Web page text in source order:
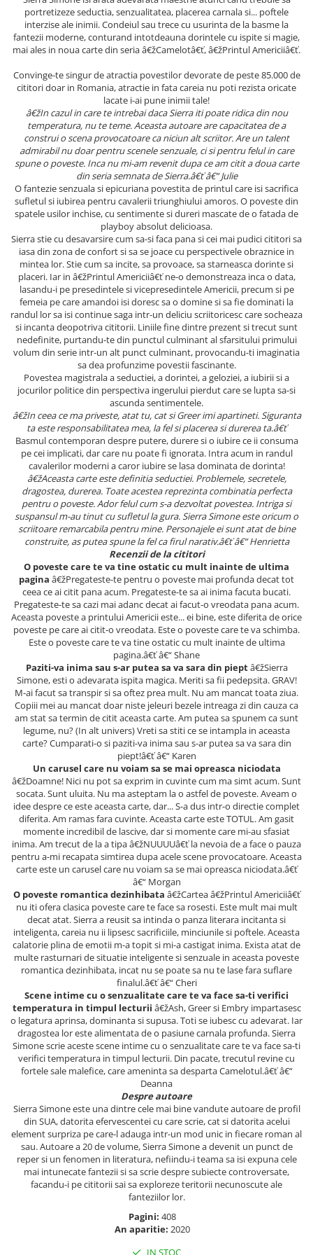
Elevi de 10 plus
Lecturi Scolare
Lumea Copilariei
Ma pregatesc pentru scoala
Manuale - Carte Scolara
Clasa a II-a
Clasa a III-a
Clasa a IV-a
Clasa a VI-a
Clasa a VII-a
Clasa I
Clasa pregatitoare
Limbi Straine
Povesti
Povesti ilustrate
Povesti - Basme - Legende
Realitatea Augmentata
Religie pentru copii
TP ROLL
portretizeze seductia, senzualitatea, placerea carnala si... poftele
interzise ale inimii. Condeiul sau trece cu usurinta de la basme la
fantezii moderne, conturand intotdeauna dorintele cu ispite si magie,
mai ales in noua carte din seria â€žCamelotâ€ť, â€žPrintul Americiiâ€ť.
Convinge-te singur de atractia povestilor devorate de peste 85.000 de
cititori doar in Romania, atractie in fata careia nu poti rezista oricate
lacate i-ai pune inimii tale!
â€žIn cazul in care te intrebai daca Sierra iti poate ridica din nou
temperatura, nu te teme. Aceasta autoare are capacitatea de a
construi o scena provocatoare ca niciun alt scriitor. Are un talent
admirabil nu doar pentru scenele senzuale, ci si pentru felul in care
spune o poveste. Inca nu mi-am revenit dupa ce am citit a doua carte
din seria semnata de Sierra.â€ť â€“ Julie
O fantezie senzuala si epicuriana povestita de printul care isi sacrifica
sufletul si iubirea pentru cavalerii triunghiului amoros. O poveste din
spatele usilor inchise, cu sentimente si dureri mascate de o fatada de
playboy absolut delicioasa.
Sierra stie cu desavarsire cum sa-si faca pana si cei mai pudici cititori sa
iasa din zona de confort si sa se joace cu perspectivele obraznice in
mintea lor. Stie cum sa incite, sa provoace, sa starneasca dorinte si
placeri. Iar in â€žPrintul Americiiâ€ť ne-o demonstreaza inca o data,
lasandu-i pe presedintele si vicepresedintele Americii, precum si pe
femeia pe care amandoi isi doresc sa o domine si sa fie dominati la
randul lor sa isi continue saga intr-un deliciu scriitoricesc care socheaza
si incanta deopotriva cititorii. Liniile fine dintre prezent si trecut sunt
nedefinite, purtandu-te din punctul culminant al sfarsitului primului
volum din serie intr-un alt punct culminant, provocandu-ti imaginatia
sa dea profunzime povestii fascinante.
Povestea magistrala a seductiei, a dorintei, a geloziei, a iubirii si a
jocurilor politice din perspectiva ingerului pierdut care se lupta sa-si
ascunda sentimentele.
â€žIn ceea ce ma priveste, atat tu, cat si Greer imi apartineti. Siguranta
ta este responsabilitatea mea, la fel si placerea si durerea ta.â€ť
Basmul contemporan despre putere, durere si o iubire ce ii consuma
pe cei implicati, dar care nu poate fi ignorata. Intra acum in randul
cavalerilor moderni a caror iubire se lasa dominata de dorinta!
â€žAceasta carte este definitia seductiei. Problemele, secretele,
dragostea, durerea. Toate acestea reprezinta combinatia perfecta
pentru o poveste. Ador felul cum s-a dezvoltat povestea. Intriga si
suspansul m-au tinut cu sufletul la gura. Sierra Simone este oricum o
scriitoare remarcabila pentru mine. Personajele ei sunt atat de bine
construite, as putea spune la fel ca firul narativ.â€ť â€“ Henrietta
Recenzii de la cititori
O poveste care te va tine ostatic cu mult inainte de ultima
pagina â€žPregateste-te pentru o poveste mai profunda decat tot
ceea ce ai citit pana acum. Pregateste-te sa ai inima facuta bucati.
Pregateste-te sa cazi mai adanc decat ai facut-o vreodata pana acum.
Aceasta poveste a printului Americii este... ei bine, este diferita de orice
poveste pe care ai citit-o vreodata. Este o poveste care te va schimba.
Este o poveste care te va tine ostatic cu mult inainte de ultima
pagina.â€ť â€“ Shane
Paziti-va inima sau s-ar putea sa va sara din pieptâ€žSierra
Simone, esti o adevarata ispita magica. Meriti sa fii pedepsita. GRAV!
M-ai facut sa transpir si sa oftez prea mult. Nu am mancat toata ziua.
Copiii mei au mancat doar niste jeleuri bezele intreaga zi din cauza ca
am stat sa termin de citit aceasta carte. Am putea sa spunem ca sunt
legume, nu? (In alt univers) Vreti sa stiti ce se intampla in aceasta
carte? Cumparati-o si paziti-va inima sau s-ar putea sa va sara din
piept!â€ť â€“ Karen
Un carusel care nu voiam sa se mai opreasca niciodata
â€žDoamne! Nici nu pot sa exprim in cuvinte cum ma simt acum. Sunt
socata. Sunt uluita. Nu ma asteptam la o astfel de poveste. Aveam o
idee despre ce este aceasta carte, dar... S-a dus intr-o directie complet
diferita. Am ramas fara cuvinte. Aceasta carte este TOTUL. Am gasit
momente incredibil de lascive, dar si momente care mi-au sfasiat
inima. Am trecut de la a tipa â€žNUUUUâ€ť la nevoia de a face o pauza
pentru a-mi recapata simtirea dupa acele scene provocatoare. Aceasta
carte este un carusel care nu voiam sa se mai opreasca niciodata.â€ť
â€“ Morgan
O poveste romantica dezinhibata â€žCartea â€žPrintul Americiiâ€ť
nu iti ofera clasica poveste care te face sa rosesti. Este mult mai mult
decat atat. Sierra a reusit sa intinda o panza literara incitanta si
inteligenta, careia nu ii lipsesc sacrificiile, minciunile si poftele. Aceasta
calatorie plina de emotii m-a topit si mi-a castigat inima. Exista atat de
multe rasturnari de situatie inteligente si senzuale in aceasta poveste
romantica dezinhibata, incat nu se poate sa nu te lase fara suflare
finalul.â€ť â€“ Cheri
Scene intime cu o senzualitate care te va face sa-ti verifici
temperatura in timpul lecturii â€žAsh, Greer si Embry impartasesc
o legatura aprinsa, dominanta si supusa. Toti se iubesc cu adevarat. Iar
dragostea lor este alimentata de o pasiune carnala profunda. Sierra
Simone scrie aceste scene intime cu o senzualitate care te va face sa-ti
verifici temperatura in timpul lecturii. Din pacate, trecutul revine cu
fortele sale malefice, care ameninta sa desparta Camelotul.â€ť â€“
Deanna
Despre autoare
Sierra Simone este una dintre cele mai bine vandute autoare de profil
din SUA, datorita efervescentei cu care scrie, cat si datorita acelui
element surpriza pe care-l adauga intr-un mod unic in fiecare roman al
sau. Autoare a 20 de volume, Sierra Simone a devenit un punct de
reper si un fenomen in literatura, nefiindu-i teama sa isi expuna cele
mai intunecate fantezii si sa scrie despre subiecte controversate,
facandu-i pe cititorii sai sa exploreze teritorii necunoscute ale
fanteziilor lor.
Pagini: 408
An aparitie: 2020
IN STOC